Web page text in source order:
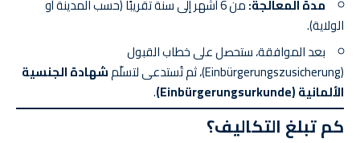
مدة المعالجة:
من 6 أشهر إلى سنة تقريبًا (حسب المدينة أو
الولاية).
بعد الموافقة، ستحصل على خطاب القبول
(Einbürgerungszusicherung)، ثم تُستدعى لتسلّم
شهادة الجنسية
الألمانية (Einbürgerungsurkunde)
.
كم تبلغ التكاليف؟